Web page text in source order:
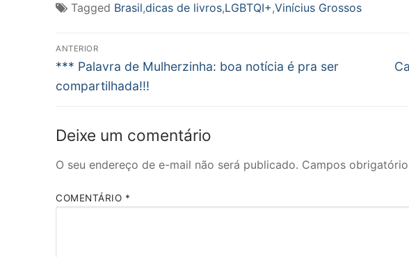
Tagged Brasil,dicas de livros,LGBTQI+,Vinícius Grossos
Navegação
de
Post
ANTERIOR
Post
anterior:
*** Palavra de Mulherzinha: boa notícia é pra ser
compartilhada!!!
Deixe um comentário
O seu endereço de e-mail não será publicado. Campos
COMENTÁRIO *